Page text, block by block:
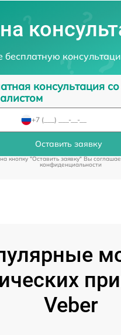
бесплатную
консультация со
Оставить заявку
кнопку "Оставить заявку" Вы
конфиденциальности
Veber